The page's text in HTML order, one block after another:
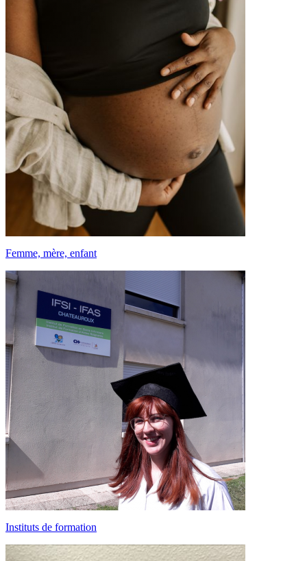
Femme, mère, enfant
Instituts de formation